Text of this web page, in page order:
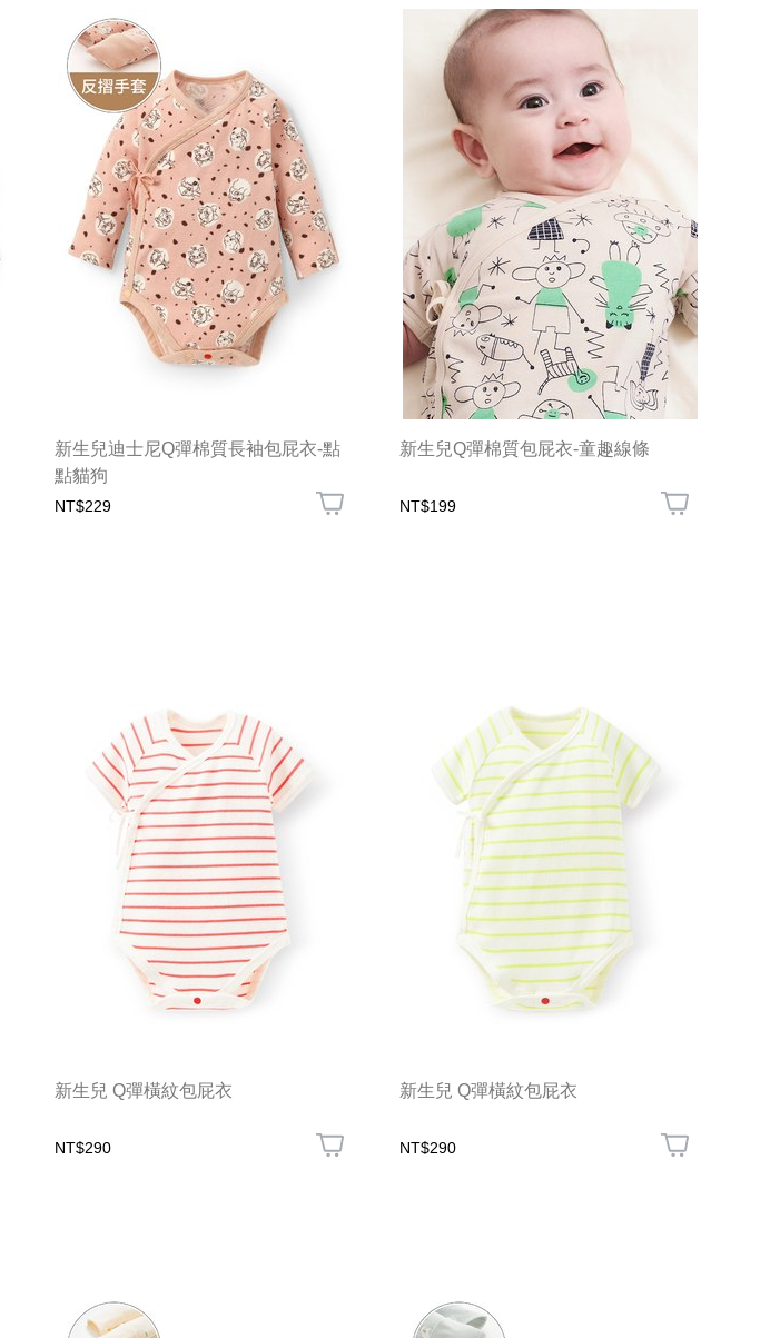
新生兒迪士尼Q彈棉質長袖包屁衣-點
點貓狗
NT$229
新生兒Q彈棉質包屁衣-童趣線條
NT$199
新生兒 Q彈橫紋包屁衣
NT$290
新生兒 Q彈橫紋包屁衣
NT$290